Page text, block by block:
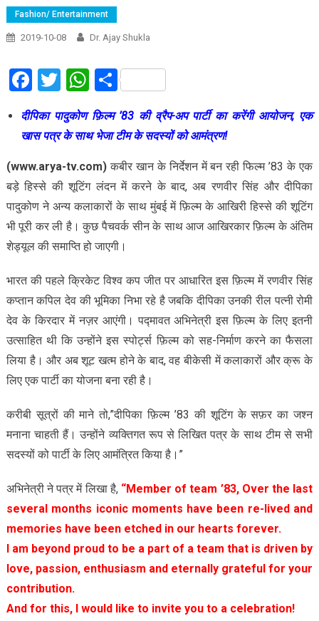
Fashion/ Entertainment
2019-10-08 Dr. Ajay Shukla
Facebook
Twitter
WhatsApp
Share
दीपिका पादुकोण फ़िल्म ’83 की व्रैप-अप पार्टी का करेंगी आयोजन, एक
खास पत्र के साथ भेजा टीम के सदस्यों को आमंत्रण!
(www.arya-tv.com)कबीर खान के निर्देशन में बन रही फिल्म ’83 के एक
बड़े हिस्से की शूटिंग लंदन में करने के बाद, अब रणवीर सिंह और दीपिका
पादुकोण ने अन्य कलाकारों के साथ मुंबई में फ़िल्म के आखिरी हिस्से की शूटिंग
भी पूरी कर ली है। कुछ पैचवर्क सीन के साथ आज आखिरकार फ़िल्म के अंतिम
शेड्यूल की समाप्ति हो जाएगी।
भारत की पहले क्रिकेट विश्व कप जीत पर आधारित इस फ़िल्म में रणवीर सिंह
कप्तान कपिल देव की भूमिका निभा रहे है जबकि दीपिका उनकी रील पत्नी रोमी
देव के किरदार में नज़र आएंगी। पद्मावत अभिनेत्री इस फ़िल्म के लिए इतनी
उत्साहित थी कि उन्होंने इस स्पोर्ट्स फ़िल्म को सह-निर्माण करने का फैसला
लिया है। और अब शूट खत्म होने के बाद, वह बीकेसी में कलाकारों और क्रू के
लिए एक पार्टी का योजना बना रही है।
करीबी सूत्रों की माने तो,”दीपिका फ़िल्म ’83 की शूटिंग के सफ़र का जश्न
मनाना चाहती हैं। उन्होंने व्यक्तिगत रूप से लिखित पत्र के साथ टीम से सभी
सदस्यों को पार्टी के लिए आमंत्रित किया है।”
अभिनेत्री ने पत्र में लिखा है,“Member of team ’83, Over the last
several months iconic moments have been re-lived and
memories have been etched in our hearts forever.
I am beyond proud to be a part of a team that is driven by
love, passion, enthusiasm and eternally grateful for your
contribution.
And for this, I would like to invite you to a celebration!